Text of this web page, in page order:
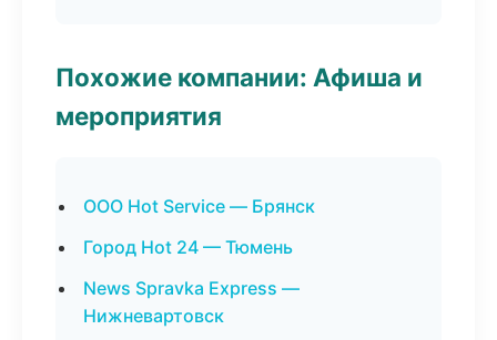
Похожие компании: Афиша и
мероприятия
ООО Hot Service — Брянск
Город Hot 24 — Тюмень
News Spravka Express —
Нижневартовск